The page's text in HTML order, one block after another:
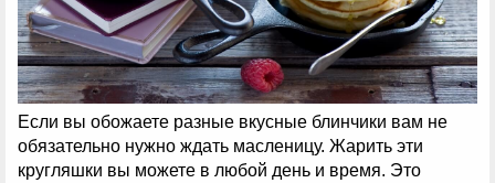
Если вы обожаете разные вкусные блинчики вам не
обязательно нужно ждать масленицу. Жарить эти
кругляшки вы можете в любой день и время. Это